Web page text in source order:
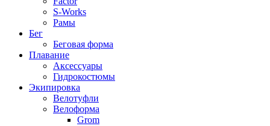
S-Works
Рамы
Бег
Беговая форма
Плавание
Аксессуары
Гидрокостюмы
Экипировка
Велотуфли
Велоформа
Grom